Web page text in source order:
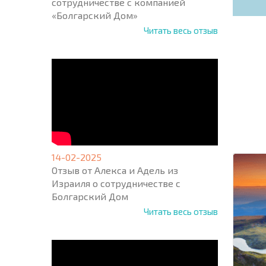
«Болгарский Дом»
Читать весь отзыв
14-02-2025
Отзыв от Алекса и Адель из
Израиля о сотрудничестве с
Болгарский Дом
Читать весь отзыв
States
+1
* Поля